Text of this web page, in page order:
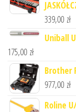
339,00 zł
Uniball
175,00 zł
Brother
977,00 zł
Roline